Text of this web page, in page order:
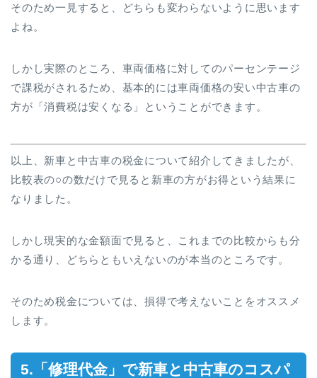
そのため一見すると、どちらも変わらないように思います
よね。
しかし実際のところ、車両価格に対してのパーセンテージ
で課税がされるため、基本的には車両価格の安い中古車の
方が「消費税は安くなる」ということができます。
以上、新車と中古車の税金について紹介してきましたが、
比較表の○の数だけで見ると新車の方がお得という結果に
なりました。
しかし現実的な金額面で見ると、これまでの比較からも分
かる通り、どちらともいえないのが本当のところです。
そのため税金については、損得で考えないことをオススメ
します。
5.「修理代金」で新車と中古車のコスパ